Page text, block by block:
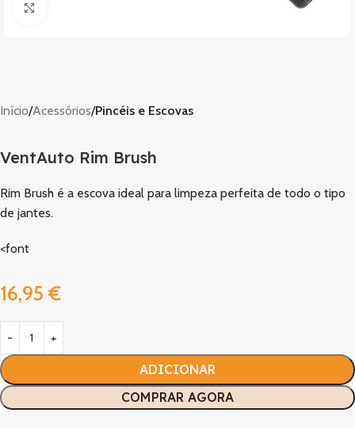
Início Acessórios Pincéis e Escovas
VentAuto Rim Brush
Rim Brush é a escova ideal para limpeza perfeita de todo o tipo
de jantes.
<font
16,95 €
ADICIONAR
COMPRAR AGORA